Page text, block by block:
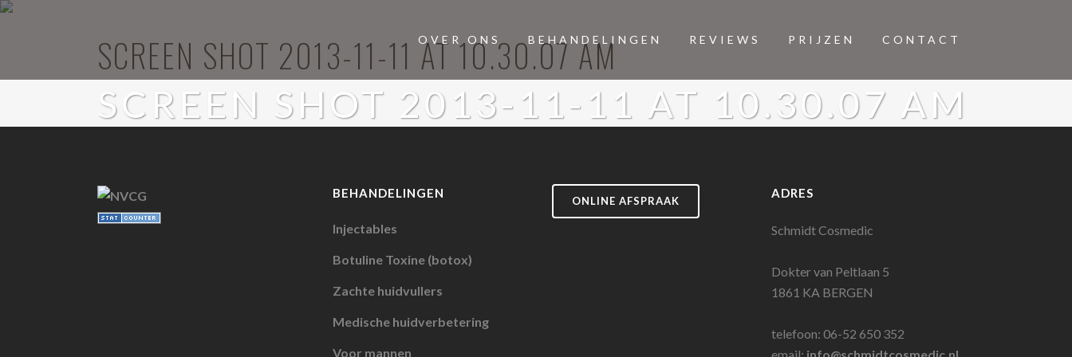
OVER ONS BEHANDELINGEN REVIEWS PRIJZEN CONTACT
SCREEN SHOT 2013-11-11 AT 10.30.07 AM
SCREEN SHOT 2013-11-11 AT 10.30.07 AM
BEHANDELINGEN
Injectables
Botuline Toxine (botox)
Zachte huidvullers
Medische huidverbetering
Voor mannen
ONLINE AFSPRAAK
ADRES
Schmidt Cosmedic
Dokter van Peltlaan 5
1861 KA BERGEN
telefoon: 06-52 650 352